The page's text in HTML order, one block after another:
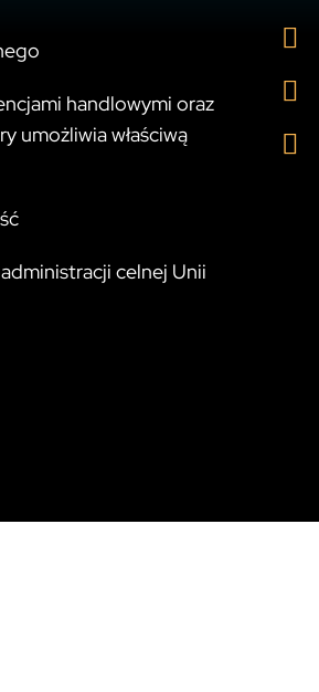
handlowymi oraz
umożliwia właściwą
celnej Unii


